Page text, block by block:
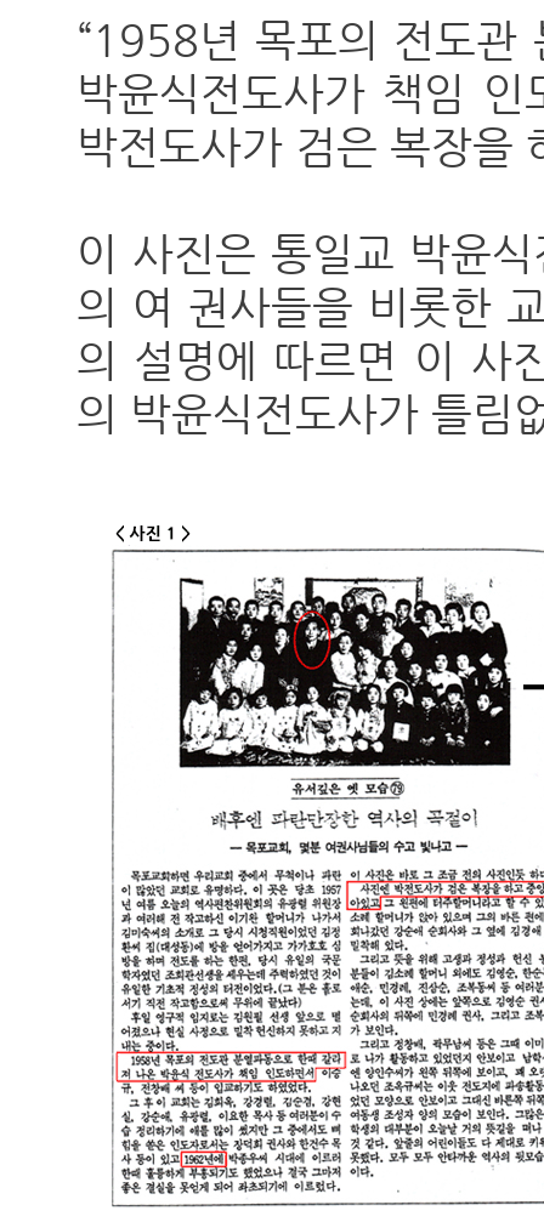
“1958년 목포의 전도관
박윤식전도사가 책임
박전도사가 검은 복장을
이 사진은 통일교 박윤
의 여 권사들을 비롯한
의 설명에 따르면 이 사
의 박윤식전도사가 틀림